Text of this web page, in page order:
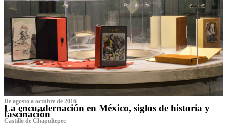
De agosto a octubre de 2016
La encuadernación en México, siglos de historia y
fascinación
Castillo de Chapultepec